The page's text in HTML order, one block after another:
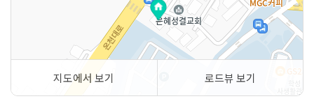
지도에서 보기 로드뷰 보기